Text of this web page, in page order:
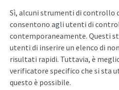
Sì, alcuni strumenti di controllo
consentono agli utenti di
contemporaneamente. Questi
utenti di inserire un elenco di
risultati rapidi. Tuttavia, è
verificatore specifico che si sta
questo è possibile.